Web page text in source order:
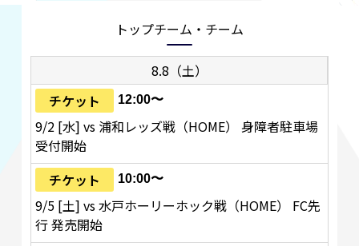
トップチーム・チーム
8.8（土）
チケット
12:00〜
9/2 [水] vs 浦和レッズ戦（HOME） 身障者駐車場
受付開始
チケット
10:00〜
9/5 [土] vs 水戸ホーリーホック戦（HOME） FC先
行 発売開始